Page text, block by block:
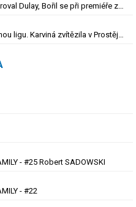
ONLINE: Zbrojovka - Liberec 0:1. Skóroval Dulay, Bořil se při premiéře za Slovan zranil
Dukla po skalpu Kroměříže vede druhou ligu. Karviná zvítězila v Prostějově, remíza Ústí
- #25 Robert SADOWSKI
- #22